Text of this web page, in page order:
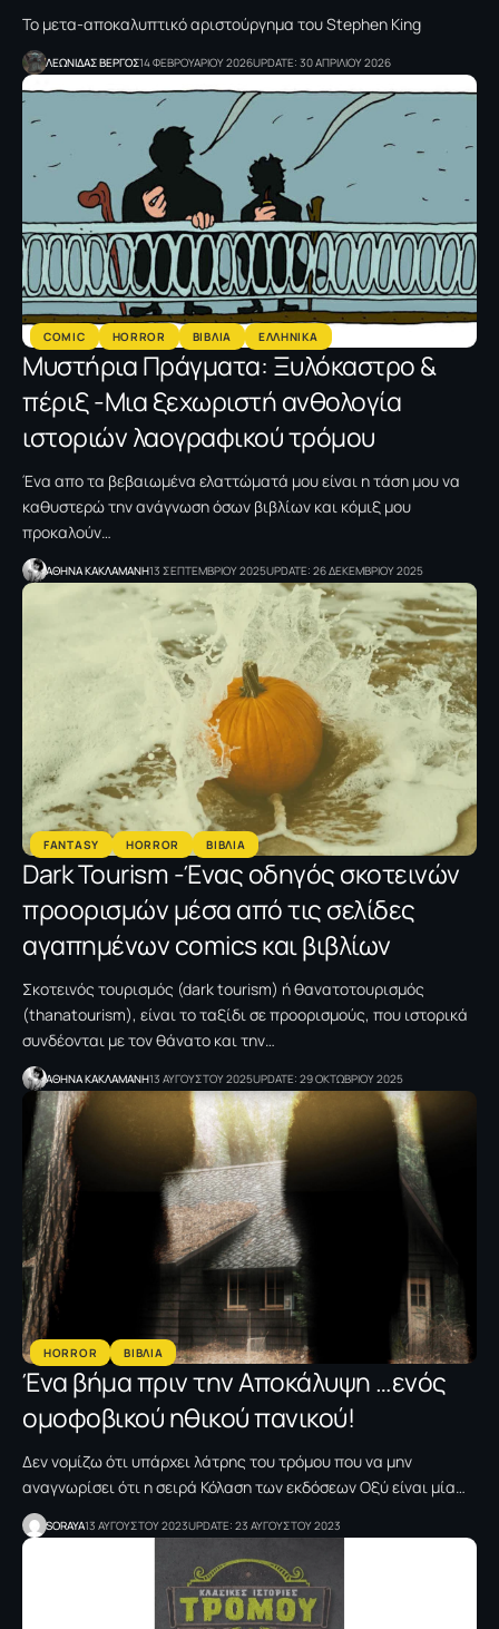
Το μετα-αποκαλυπτικό αριστούργημα του Stephen King
ΛΕΩΝΙΔΑΣ ΒΕΡΓΟΣ14 ΦΕΒΡΟΥΑΡΙΟΥ 2026UPDATE: 30 ΑΠΡΙΛΙΟΥ 2026
COMIC HORROR ΒΙΒΛΙΑ ΕΛΛΗΝΙΚΑ
Μυστήρια Πράγματα: Ξυλόκαστρο &
πέριξ -Μια ξεχωριστή ανθολογία
ιστοριών λαογραφικού τρόμου
Ένα απο τα βεβαιωμένα ελαττώματά μου είναι η τάση μου να
καθυστερώ την ανάγνωση όσων βιβλίων και κόμιξ μου
προκαλούν…
AΘΗΝΑ ΚΑΚΛΑΜΑΝΗ13 ΣΕΠΤΕΜΒΡΙΟΥ 2025UPDATE: 26 ΔΕΚΕΜΒΡΙΟΥ 2025
FANTASY HORROR ΒΙΒΛΙΑ
Dark Tourism -Ένας οδηγός σκοτεινών
προορισμών μέσα από τις σελίδες
αγαπημένων comics και βιβλίων
Σκοτεινός τουρισμός (dark tourism) ή θανατοτουρισμός
(thanatourism), είναι το ταξίδι σε προορισμούς, που ιστορικά
συνδέονται με τον θάνατο και την…
AΘΗΝΑ ΚΑΚΛΑΜΑΝΗ13 ΑΥΓΟΥΣΤΟΥ 2025UPDATE: 29 ΟΚΤΩΒΡΙΟΥ 2025
HORROR ΒΙΒΛΙΑ
Ένα βήμα πριν την Αποκάλυψη …ενός
ομοφοβικού ηθικού πανικού!
Δεν νομίζω ότι υπάρχει λάτρης του τρόμου που να μην
αναγνωρίσει ότι η σειρά Κόλαση των εκδόσεων Οξύ είναι μία…
SORAYA13 ΑΥΓΟΥΣΤΟΥ 2023UPDATE: 23 ΑΥΓΟΥΣΤΟΥ 2023